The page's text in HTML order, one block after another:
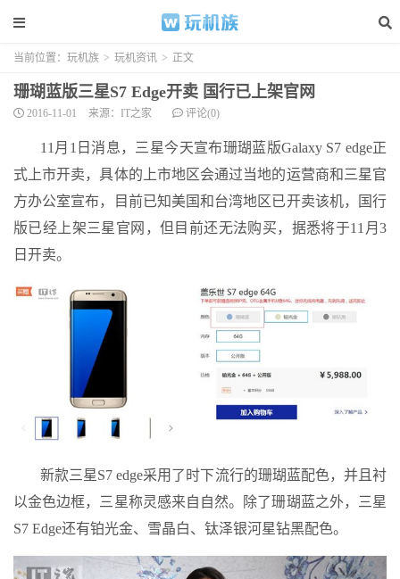
当前位置： 玩机族 > 玩机资讯 > 正文
珊瑚蓝版三星S7 Edge开卖 国行已上架官网
2016-11-01 来源：IT之家 评论(0)
11月1日消息，三星今天宣布珊瑚蓝版Galaxy S7 edge正
式上市开卖，具体的上市地区会通过当地的运营商和三星官
方办公室宣布，目前已知美国和台湾地区已开卖该机，国行
版已经上架三星官网，但目前还无法购买，据悉将于11月3
日开卖。
新款三星S7 edge采用了时下流行的珊瑚蓝配色，并且衬
以金色边框，三星称灵感来自自然。除了珊瑚蓝之外，三星
S7 Edge还有铂光金、雪晶白、钛泽银河星钻黑配色。